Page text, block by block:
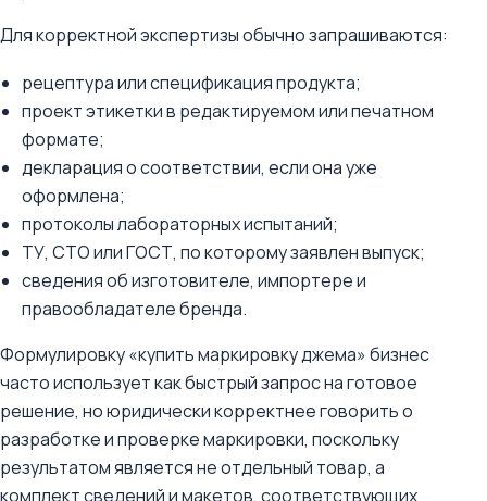
Для корректной экспертизы обычно запрашиваются:
рецептура или спецификация продукта;
проект этикетки в редактируемом или печатном
формате;
декларация о соответствии, если она уже
оформлена;
протоколы лабораторных испытаний;
ТУ, СТО или ГОСТ, по которому заявлен выпуск;
сведения об изготовителе, импортере и
правообладателе бренда.
Формулировку «купить маркировку джема» бизнес
часто использует как быстрый запрос на готовое
решение, но юридически корректнее говорить о
разработке и проверке маркировки, поскольку
результатом является не отдельный товар, а
комплект сведений и макетов, соответствующих